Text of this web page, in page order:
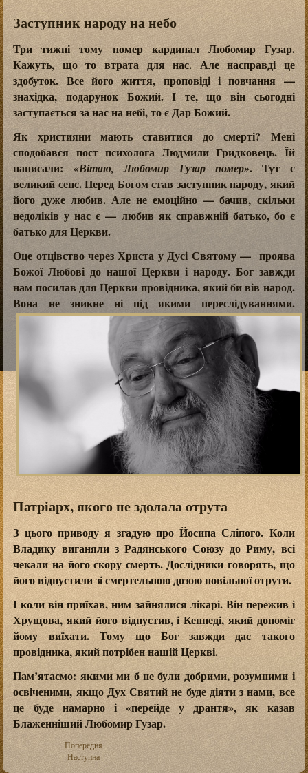
Заступник народу на небо
Три тижні тому помер кардинал Любомир Гузар.
Кажуть, що то втрата для нас. Але насправді це
здобуток. Все його життя, проповіді і повчання —
знахідка, подарунок Божий. І те, що він сьогодні
заступається за нас на небі, то є Дар Божий.
Як християни мають ставитися до смерті? Мені
сподобався пост психолога Людмили Гридковець. Їй
написали: «Вітаю, Любомир Гузар помер». Тут є
великий сенс. Перед Богом став заступник народу, який
його дуже любив. Але не емоційно — бачив, скільки
недоліків у нас є — любив як справжній батько, бо є
батько для Церкви.
Оце отцівство через Христа у Дусі Святому — проява
Божої Любові до нашої Церкви і народу. Бог завжди
нам посилав для Церкви провідника, який би вів народ.
Вона не зникне ні під якими переслідуваннями.
Патріарх, якого не здолала отрута
З цього приводу я згадую про Йосипа Сліпого. Коли
Владику виганяли з Радянського Союзу до Риму, всі
чекали на його скору смерть. Дослідники говорять, що
його відпустили зі смертельною дозою повільної отрути.
І коли він приїхав, ним зайнялися лікарі. Він пережив і
Хрущова, який його відпустив, і Кеннеді, який допоміг
йому виїхати. Тому що Бог завжди дає такого
провідника, який потрібен нашій Церкві.
Пам’ятаємо: якими ми б не були добрими, розумними і
освіченими, якщо Дух Святий не буде діяти з нами, все
це буде намарно і «перейде у дрантя», як казав
Блаженніший Любомир Гузар.
Попередня
Наступна